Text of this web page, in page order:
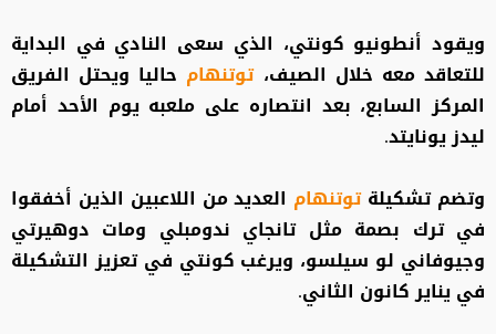
ويقود أنطونيو كونتي، الذي سعى النادي في البداية
للتعاقد معه خلال الصيف، توتنهام حاليا ويحتل الفريق
المركز السابع، بعد انتصاره على ملعبه يوم الأحد أمام
ليدز يونايتد.
وتضم تشكيلةتوتنهام العديد من اللاعبين الذين أخفقوا
في ترك بصمة مثل تانجاي ندومبلي ومات دوهيرتي
وجيوفاني لو سيلسو، ويرغب كونتي في تعزيز التشكيلة
في يناير كانون الثاني.